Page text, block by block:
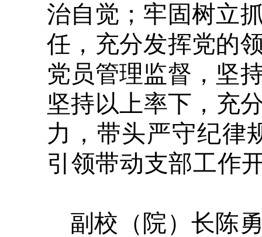
治自觉；牢固树立
任，充分发挥党的
党员管理监督，坚
坚持以上率下，充
力， 带头严守纪律
引领带动支部工作
副校（院）长陈